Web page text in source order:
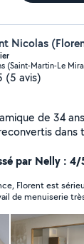
Nicolas
(Saint-Martin-Le
(5 avis)
de 34
dans
par Nelly : 4/
Florent est
de menuiserie